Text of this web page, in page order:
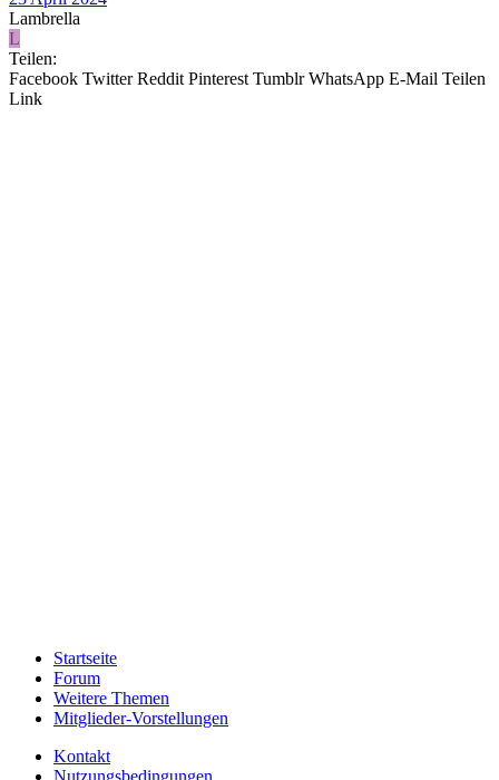
Lambrella
L
Teilen:
Facebook Twitter Reddit Pinterest Tumblr WhatsApp E-Mail Teilen
Link
Startseite
Forum
Weitere Themen
Mitglieder-Vorstellungen
Kontakt